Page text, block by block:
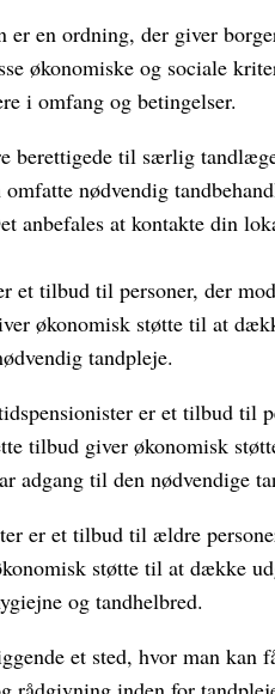
en ordning, der giver
økonomiske og sociale
i omfang og betingelser.
berettigede til særlig
nødvendig
anbefales at kontakte din
tilbud til personer, der
økonomisk støtte til at
tandpleje.
er et tilbud til
tilbud giver økonomisk
adgang til den nødvendige
er et tilbud til ældre
støtte til at dække
og tandhelbred.
et sted, hvor man kan